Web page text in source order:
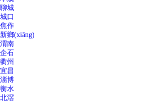
聊城
城口
焦作
新鄉(xiāng)
渭南
企石
衢州
宜昌
淄博
衡水
北滘